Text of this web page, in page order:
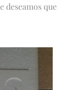
deseamos que